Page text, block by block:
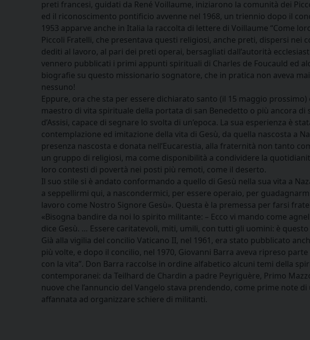
preti francesi, guidati da René Voillaume, iniziarono la comunità dei
ed il riconoscimento pontificio avvenne nel 1968, un triennio dopo il
1953 apparve anche in Italia la raccolta di lettere di Voillaume “Come
Piccoli Fratelli, che presentava questi religiosi, anche preti, dispersi nei
dediti al lavoro, al pari dei preti operai, bersagliati dall’autorità
vennero pubblicati i primi appunti spirituali di Charles de Foucauld ed
biografie su questo missionario sognatore, che in pratica non aveva
nessuno!
Eppure, ora che sta per essere dichiarato santo (il 15 maggio
maestro di vita spirituale della portata di san Benedetto o più ancora di
d’Assisi, capace di segnare lo svolta di un’epoca. La sua esperienza è
contemplazione ed imitazione della vita di Gesù, da quella nascosta a
presenza nascosta e donata nell’Eucarestia, alla fraternità non tanto
un gruppo di religiosi, ma come disponibilità a condividere la
loro contesti di povertà nei posti più remoti, come il deserto.
Il suo stile si è andato conformando a quello di Gesù nella sua vita a
a seppellirmi qui, a nascondermici, per essere operaio, per
lavoro come Nostro Signore Gesù». Questa è la premessa per farsi
«Bisogna bandire da noi lo spirito militante: – Ecco vi mando come
dice Gesù. … Essere caritatevoli, miti, umili, con tutti gli uomini: è
Già alla vigilia del concilio Vaticano II, nel 1961, era stato pubblicato
più volte, e dopo il concilio, nel 1970, Giovanni Barra aveva ripreso
con la vita”. Don Barra raccolse in ordine alfabetico alcuni temi della
contemporanei: da Teilhard de Chardin a padre Peyriguère, Primo
nuove che l’annuncio del Vangelo stava prendendo, come prime note
affannata ad organizzare schiere di militanti.